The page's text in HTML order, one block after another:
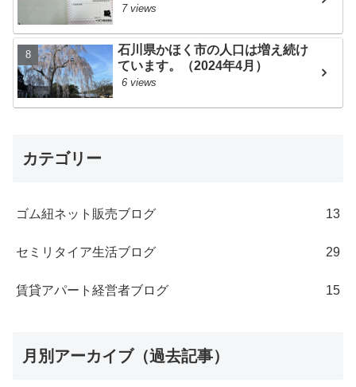
7 views
石川県かほく市の人口は増え続け
ています。（2024年4月）
6 views
カテゴリー
ゴム紐ネット販売ブログ 13
セミリタイア生活ブログ 29
賃貸アパート経営者ブログ 15
月別アーカイブ（過去記事）